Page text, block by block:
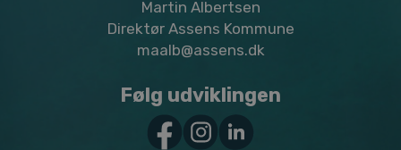
Martin Albertsen
Direktør Assens Kommune
maalb@assens.dk
Følg udviklingen